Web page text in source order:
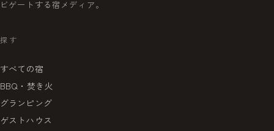
ビゲートする宿メディア。
探す
すべての宿
BBQ・焚き火
グランピング
ゲストハウス